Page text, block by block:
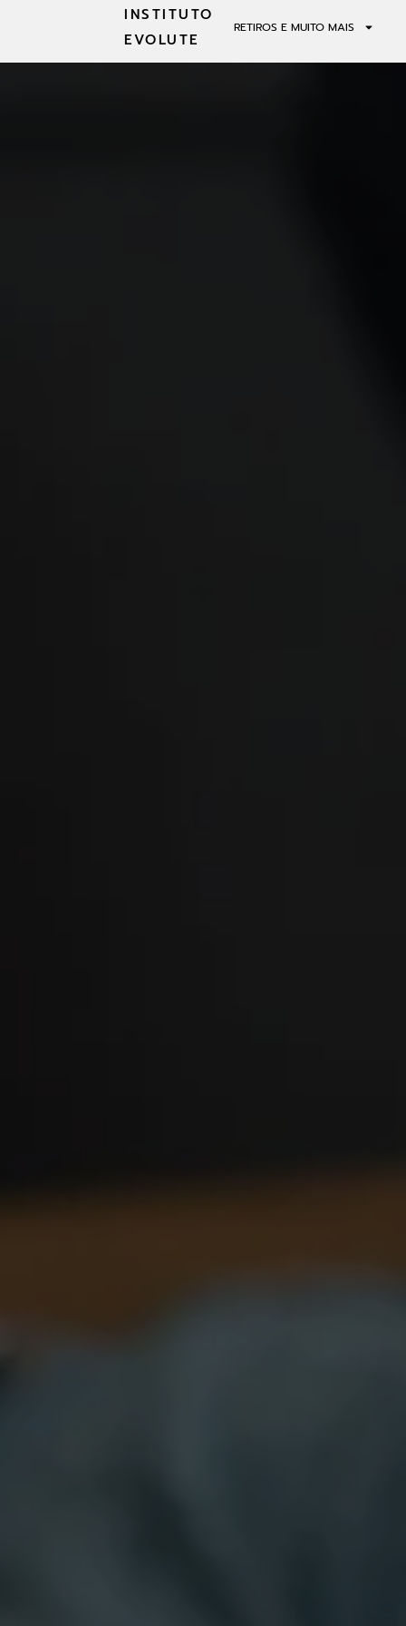
RETIROS E MUITO MAIS
INSTITUTO
EVOLUTE